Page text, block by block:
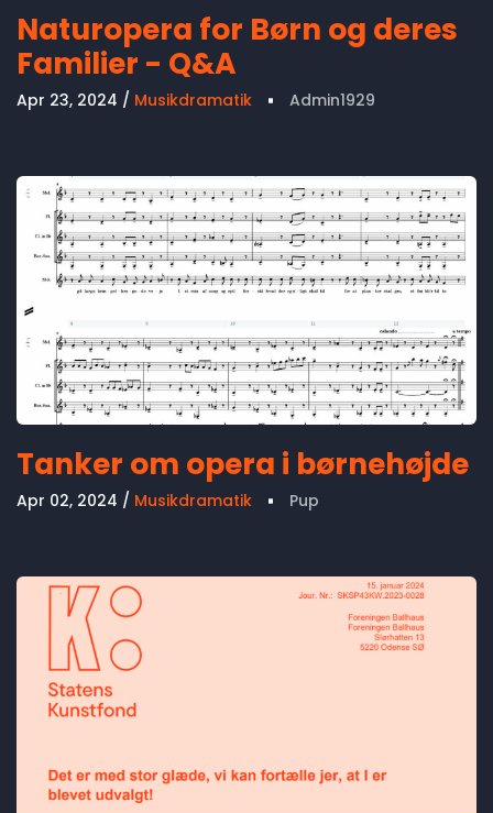
Naturopera for Børn og deres
Familier - Q&A
Apr 23, 2024 Musikdramatik Admin1929
Tanker om opera i børnehøjde
Apr 02, 2024 Musikdramatik Pup